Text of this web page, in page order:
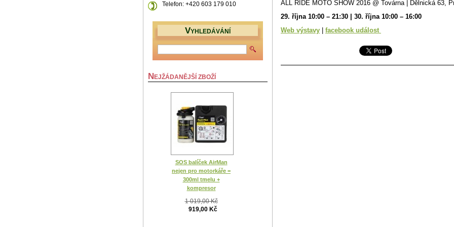
ALL RIDE MOTO SHOW 2016 @ Továrna | Dělnická 63,
29. října 10:00 – 21:30 | 30. října 10:00 – 16:00
Web výstavy
facebook událost
Telefon: +420 603 179 010
VYHLEDÁVÁNÍ
N EJŽÁDANĚJŠÍ ZBOŽÍ
SOS balíček AirMan
nejen pro motorkáře =
300ml tmelu +
kompresor
1 019,00 Kč
919,00 Kč